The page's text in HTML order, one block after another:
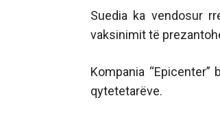
Suedia ka vendosur
vaksinimit të
Kompania
qytetetarëve.